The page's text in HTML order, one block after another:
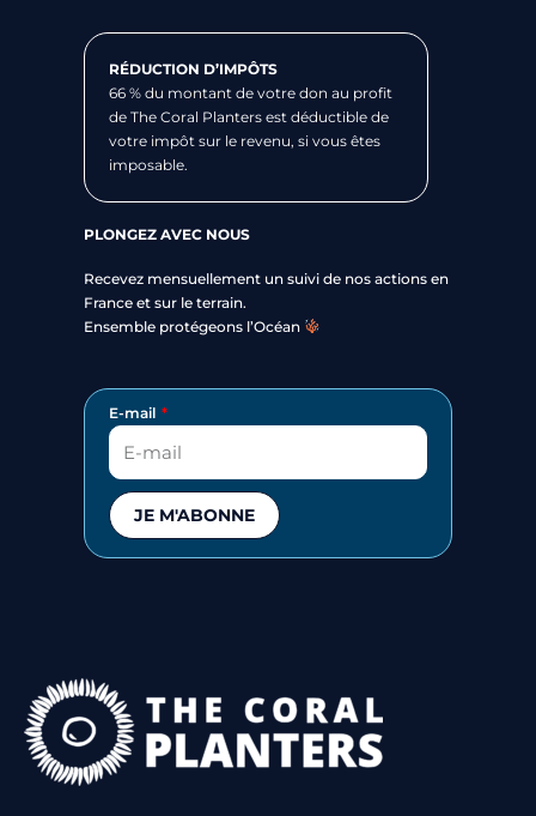
RÉDUCTION D’IMPÔTS
66 % du montant de votre don au profit
de The Coral Planters est déductible de
votre impôt sur le revenu, si vous êtes
imposable.
PLONGEZ AVEC NOUS
Recevez mensuellement un suivi de nos actions en
France et sur le terrain.
Ensemble protégeons l’Océan
E-mail
JE M'ABONNE